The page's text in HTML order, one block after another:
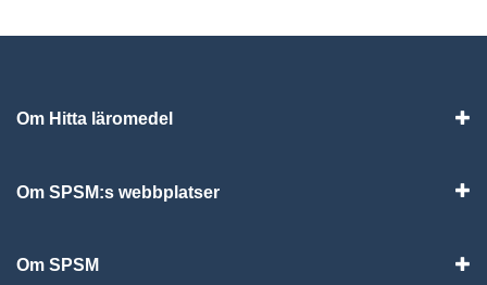
Om Hitta läromedel
Om SPSM:s webbplatser
Om SPSM